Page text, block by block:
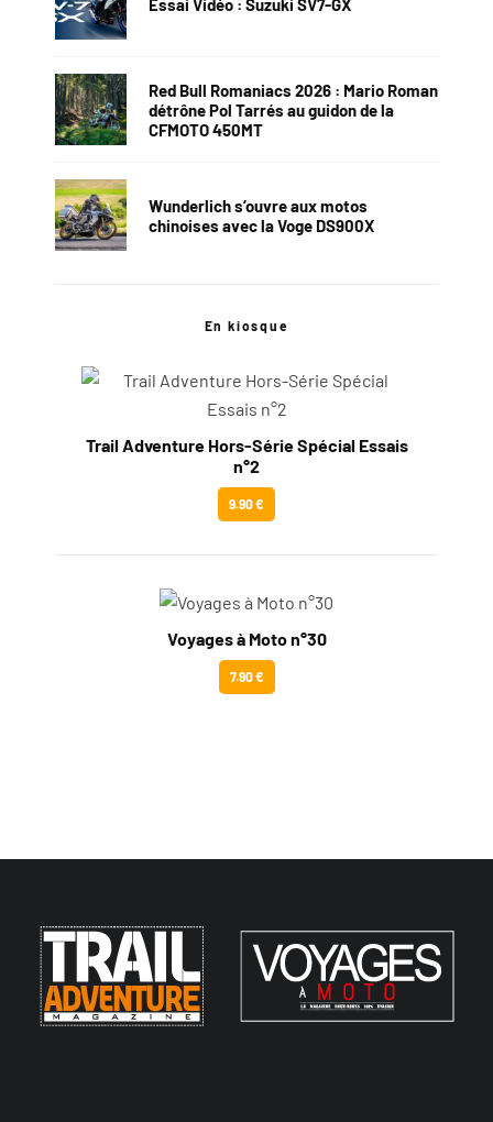
Essai Vidéo : Suzuki SV7-GX
Red Bull Romaniacs 2026 : Mario Roman
détrône Pol Tarrés au guidon de la
CFMOTO 450MT
Wunderlich s’ouvre aux motos
chinoises avec la Voge DS900X
En kiosque
Trail Adventure Hors-Série Spécial Essais
n°2
9.90 €
Voyages à Moto n°30
7.90 €